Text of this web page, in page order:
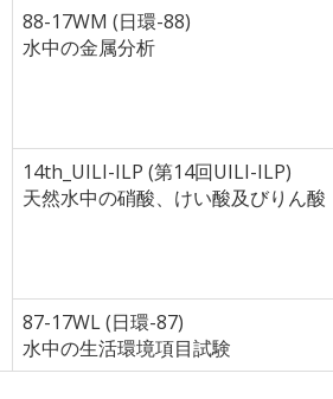
88-17WM (日環-88)
水中の金属分析
14th_UILI-ILP (第14回UILI-ILP)
天然水中の硝酸、けい酸及びりん酸
87-17WL (日環-87)
水中の生活環境項目試験